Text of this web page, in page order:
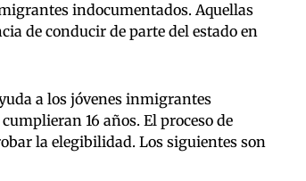
indocumentados. Aquellas
de conducir de parte del estado en
a los jóvenes inmigrantes
16 años. El proceso de
la elegibilidad. Los siguientes son